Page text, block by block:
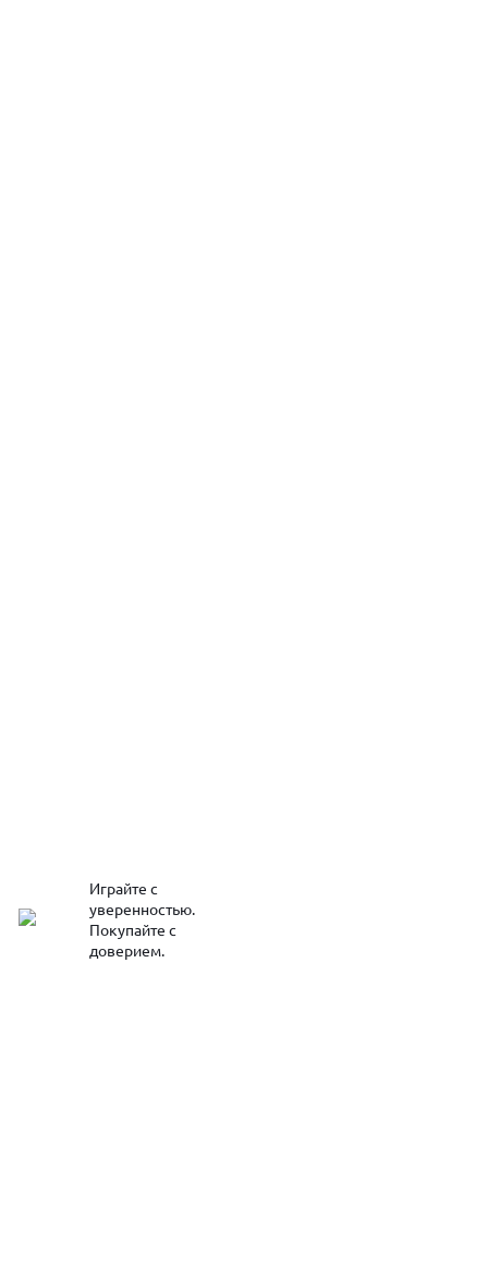
Играйте с
уверенностью.
Покупайте с
доверием.